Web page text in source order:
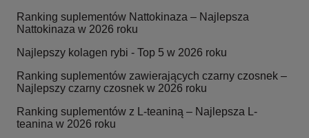
Ranking suplementów Nattokinaza – Najlepsza
Nattokinaza w 2026 roku
Najlepszy kolagen rybi - Top 5 w 2026 roku
Ranking suplementów zawierających czarny czosnek –
Najlepszy czarny czosnek w 2026 roku
Ranking suplementów z L-teaniną – Najlepsza L-
teanina w 2026 roku